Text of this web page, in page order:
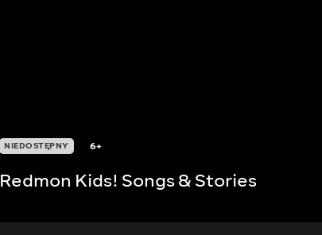
NIEDOSTĘPNY 6+
Redmon Kids! Songs & Stories